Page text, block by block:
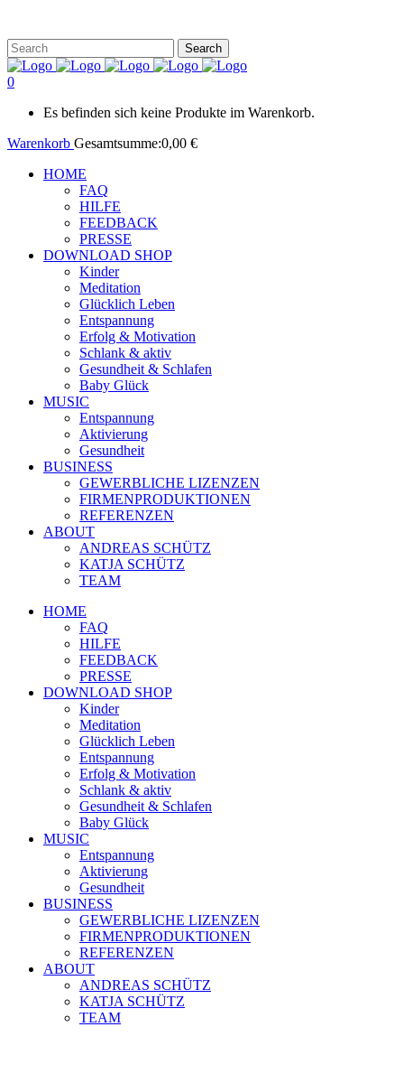
0
Es befinden sich keine Produkte im Warenkorb.
Warenkorb Gesamtsumme:0,00 €
HOME
FAQ
HILFE
FEEDBACK
PRESSE
DOWNLOAD SHOP
Kinder
Meditation
Glücklich Leben
Entspannung
Erfolg & Motivation
Schlank & aktiv
Gesundheit & Schlafen
Baby Glück
MUSIC
Entspannung
Aktivierung
Gesundheit
BUSINESS
GEWERBLICHE LIZENZEN
FIRMENPRODUKTIONEN
REFERENZEN
ABOUT
ANDREAS SCHÜTZ
KATJA SCHÜTZ
TEAM
HOME
FAQ
HILFE
FEEDBACK
PRESSE
DOWNLOAD SHOP
Kinder
Meditation
Glücklich Leben
Entspannung
Erfolg & Motivation
Schlank & aktiv
Gesundheit & Schlafen
Baby Glück
MUSIC
Entspannung
Aktivierung
Gesundheit
BUSINESS
GEWERBLICHE LIZENZEN
FIRMENPRODUKTIONEN
REFERENZEN
ABOUT
ANDREAS SCHÜTZ
KATJA SCHÜTZ
TEAM